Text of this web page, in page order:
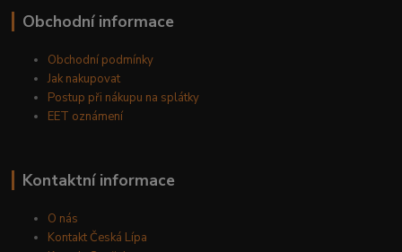
Obchodní informace
Obchodní podmínky
Jak nakupovat
Postup při nákupu na splátky
EET oznámení
Kontaktní informace
O nás
Kontakt Česká Lípa